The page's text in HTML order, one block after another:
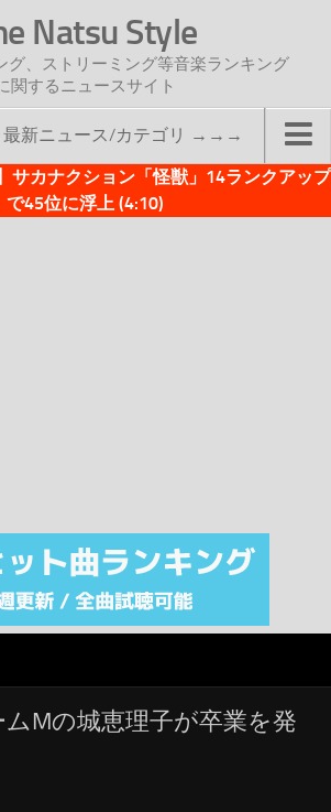
Natsu Style
グ、ストリーミング等音楽ランキング
関するニュースサイト
最新ニュース/カテゴリ →→→
週間トップソング
サカナクション「怪獣」14ランクアップ
で45位に浮上 (4:10)
ムMの城恵理子が卒業を発